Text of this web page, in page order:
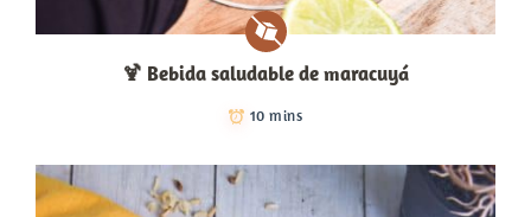
🍹​ Bebida saludable de maracuyá
10 mins